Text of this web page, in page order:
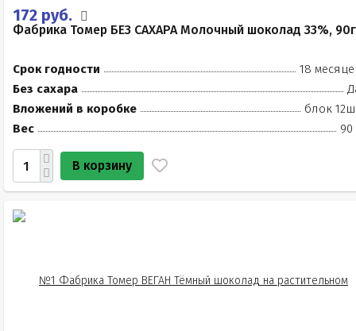
172 руб.
Фабрика Томер БЕЗ САХАРА Молочный шоколад 33%, 90г
Срок годности
18
Без сахара
Вложений в коробке
блок
Вес
90
В корзину